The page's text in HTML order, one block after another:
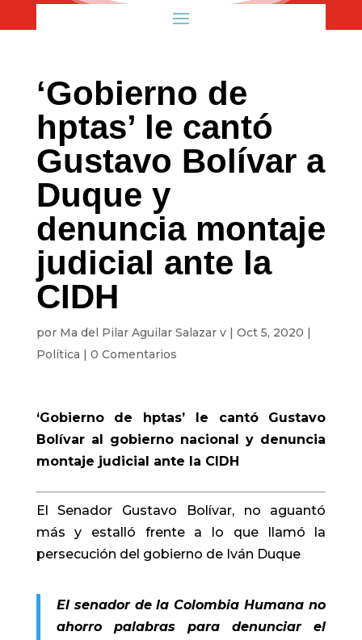
‘Gobierno de
hptas’ le cantó
Gustavo Bolívar a
Duque y
denuncia montaje
judicial ante la
CIDH
por Ma del Pilar Aguilar Salazar v| Oct 5, 2020 |
Política | 0 Comentarios
‘Gobierno de hptas’ le cantó Gustavo
Bolívar al gobierno nacional y denuncia
montaje judicial ante la CIDH
El Senador Gustavo Bolívar, no aguantó
más y estalló frente a lo que llamó la
persecución del gobierno de Iván Duque
El senador de la Colombia Humana no
ahorro palabras para denunciar el